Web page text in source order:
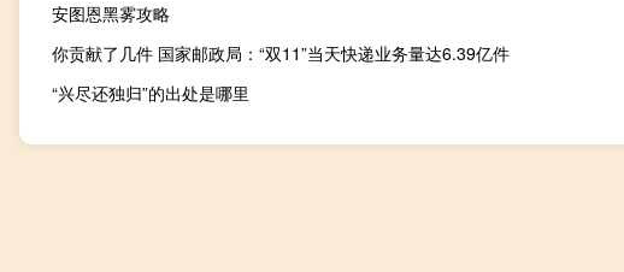
安图恩黑雾攻略
你贡献了几件 国家邮政局：“双11”当天快递业务量达6.39亿件
“兴尽还独归”的出处是哪里